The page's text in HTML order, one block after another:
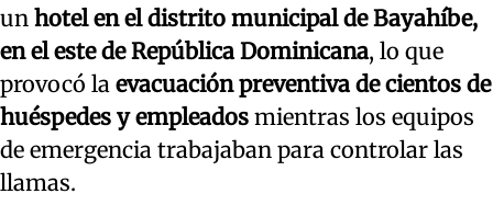
un hotel en el distrito municipal de Bayahíbe,
en el este de República Dominicana, lo que
provocó la evacuación preventiva de cientos de
huéspedes y empleados mientras los equipos
de emergencia trabajaban para controlar las
llamas.